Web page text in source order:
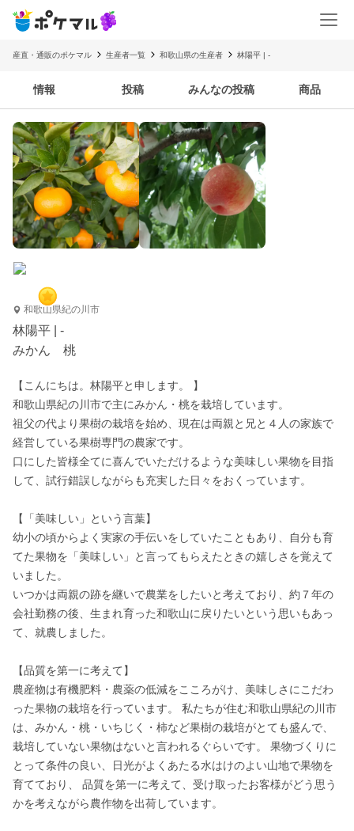
産直・通販のポケマル 生産者一覧 和歌山県の生産者 林陽平 | -
情報 投稿 みんなの投稿 商品
和歌山県紀の川市
林陽平 | -
みかん 桃
【こんにちは。林陽平と申します。 】
和歌山県紀の川市で主にみかん・桃を栽培しています。
祖父の代より果樹の栽培を始め、現在は両親と兄と４人の家族で
経営している果樹専門の農家です。
口にした皆様全てに喜んでいただけるような美味しい果物を目指
して、試行錯誤しながらも充実した日々をおくっています。
【「美味しい」という言葉】
幼小の頃からよく実家の手伝いをしていたこともあり、自分も育
てた果物を「美味しい」と言ってもらえたときの嬉しさを覚えて
いました。
いつかは両親の跡を継いで農業をしたいと考えており、約７年の
会社勤務の後、生まれ育った和歌山に戻りたいという思いもあっ
て、就農しました。
【品質を第一に考えて】
農産物は有機肥料・農薬の低減をこころがけ、美味しさにこだわ
った果物の栽培を行っています。 私たちが住む和歌山県紀の川市
は、みかん・桃・いちじく・柿など果樹の栽培がとても盛んで、
栽培していない果物はないと言われるぐらいです。 果物づくりに
とって条件の良い、日光がよくあたる水はけのよい山地で果物を
育てており、 品質を第一に考えて、受け取ったお客様がどう思う
かを考えながら農作物を出荷しています。